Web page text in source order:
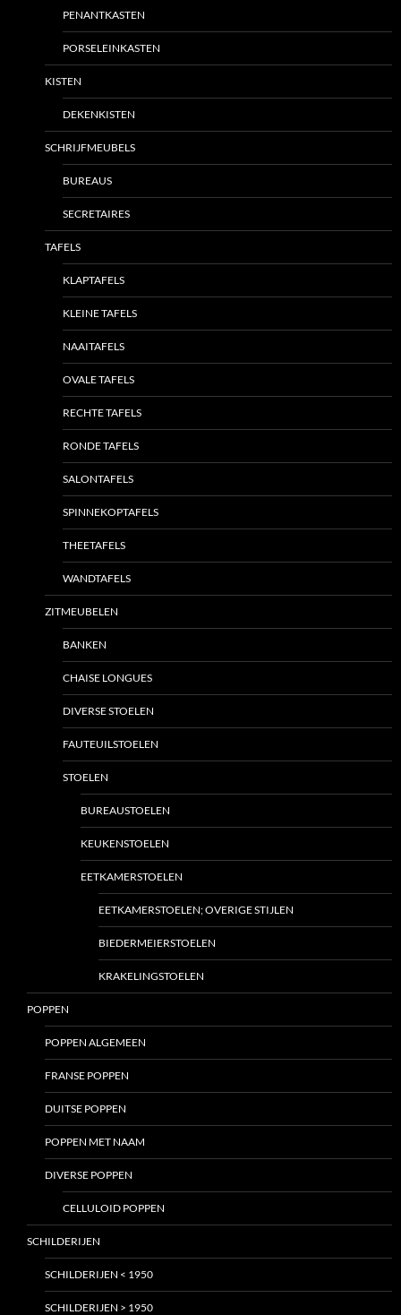
PENANTKASTEN
PORSELEINKASTEN
KISTEN
DEKENKISTEN
SCHRIJFMEUBELS
BUREAUS
SECRETAIRES
TAFELS
KLAPTAFELS
KLEINE TAFELS
NAAITAFELS
OVALE TAFELS
RECHTE TAFELS
RONDE TAFELS
SALONTAFELS
SPINNEKOPTAFELS
THEETAFELS
WANDTAFELS
ZITMEUBELEN
BANKEN
CHAISE LONGUES
DIVERSE STOELEN
FAUTEUILSTOELEN
STOELEN
BUREAUSTOELEN
KEUKENSTOELEN
EETKAMERSTOELEN
EETKAMERSTOELEN; OVERIGE STIJLEN
BIEDERMEIERSTOELEN
KRAKELINGSTOELEN
POPPEN
POPPEN ALGEMEEN
FRANSE POPPEN
DUITSE POPPEN
POPPEN MET NAAM
DIVERSE POPPEN
CELLULOID POPPEN
SCHILDERIJEN
SCHILDERIJEN < 1950
SCHILDERIJEN > 1950